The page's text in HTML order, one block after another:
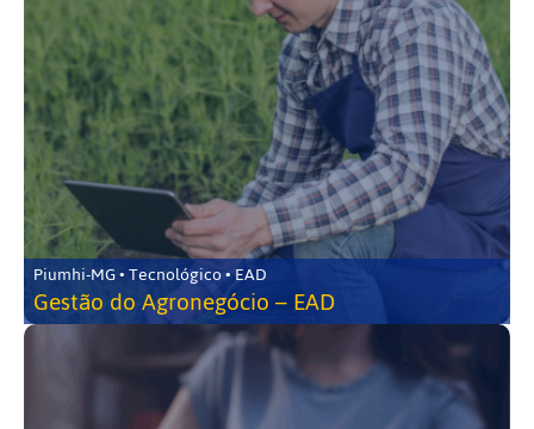
Piumhi-MG • Tecnológico • EAD
Gestão do Agronegócio – EAD